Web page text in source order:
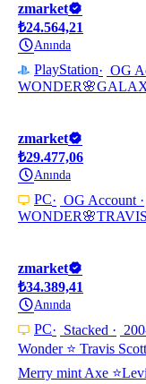
zmarket
₺24.564,21
Anında
PlayStation OG
zmarket
₺29.477,06
Anında
PC OG Account
zmarket
₺34.389,41
Anında
PC Stacked
Wonder ⭐ Travis
Merry mint Axe